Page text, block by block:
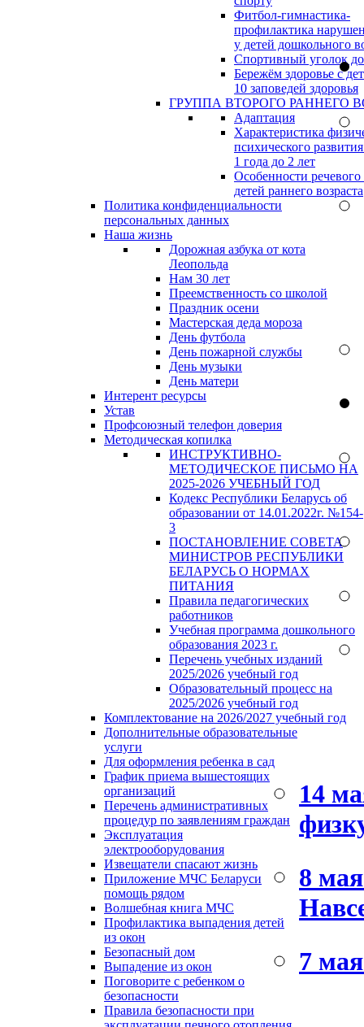
Фитбол-гимнастика-
профилактика
у детей дошкольного
Спортивный уголок
Бережём здоровье с
10 заповедей здоровья
ГРУППА ВТОРОГО РАННЕГО
Адаптация
Характеристика
психического
1 года до 2 лет
Особенности речевого
детей раннего возраста
Политика конфиденциальности
персональных данных
Наша жизнь
Дорожная азбука от кота
Леопольда
Нам 30 лет
Преемственность со школой
Праздник осени
Мастерская деда мороза
День футбола
День пожарной службы
День музыки
День матери
Интерент ресурсы
Устав
Профсоюзный телефон доверия
Методическая копилка
ИНСТРУКТИВНО-
МЕТОДИЧЕСКОЕ ПИСЬМО НА
2025-2026 УЧЕБНЫЙ ГОД
Кодекс Республики Беларусь об
образовании от 14.01.2022г. №154-
3
ПОСТАНОВЛЕНИЕ СОВЕТА
МИНИСТРОВ РЕСПУБЛИКИ
БЕЛАРУСЬ О НОРМАХ
ПИТАНИЯ
Правила педагогических
работников
Учебная программа дошкольного
образования 2023 г.
Перечень учебных изданий
2025/2026 учебный год
Образовательный процесс на
2025/2026 учебный год
Комплектование на 2026/2027 учебный год
Дополнительные образовательные
услуги
Для оформления ребенка в сад
График приема вышестоящих
организаций
Перечень административных
процедур по заявлениям граждан
Эксплуатация
электрооборудования
Извещатели спасают жизнь
Приложение МЧС Беларуси
помощь рядом
Волшебная книга МЧС
Профилактика выпадения детей
из окон
Безопасный дом
Выпадение из окон
Поговорите с ребенком о
безопасности
Правила безопасности при
14
8
7